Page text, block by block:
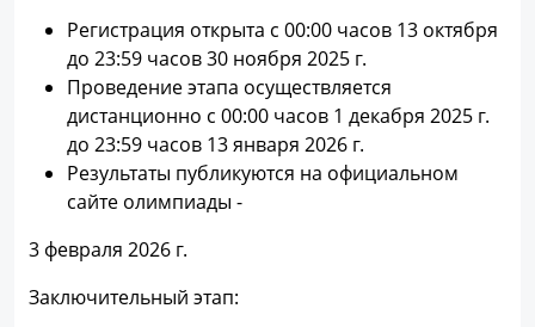
Регистрация открыта с 00:00 часов 13 октября
до 23:59 часов 30 ноября 2025 г.
Проведение этапа осуществляется
дистанционно с 00:00 часов 1 декабря 2025 г.
до 23:59 часов 13 января 2026 г.
Результаты публикуются на официальном
сайте олимпиады -
3 февраля 2026 г.
Заключительный этап: